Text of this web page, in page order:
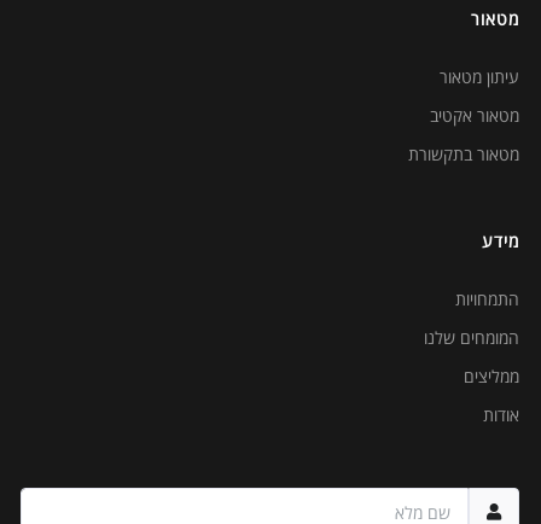
מטאור
עיתון מטאור
מטאור אקטיב
מטאור בתקשורת
מידע
התמחויות
המומחים שלנו
ממליצים
אודות